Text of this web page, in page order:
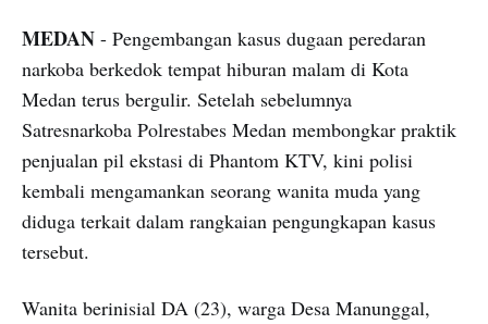
MEDAN - Pengembangan kasus dugaan peredaran
narkoba berkedok tempat hiburan malam di Kota
Medan terus bergulir. Setelah sebelumnya
Satresnarkoba Polrestabes Medan membongkar praktik
penjualan pil ekstasi di Phantom KTV, kini polisi
kembali mengamankan seorang wanita muda yang
diduga terkait dalam rangkaian pengungkapan kasus
tersebut.
Wanita berinisial DA (23), warga Desa Manunggal,